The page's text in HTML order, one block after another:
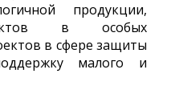
продукции,
в особых
в сфере защиты
малого и